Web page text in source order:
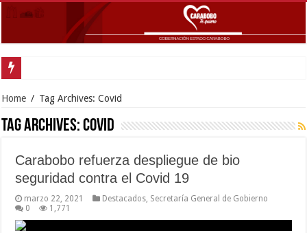
Home / Tag Archives: Covid
Tag Archives:Covid
Carabobo refuerza despliegue de bio
seguridad contra el Covid 19
marzo 22, 2021 Destacados Secretaría General de Gobierno
0
1,771